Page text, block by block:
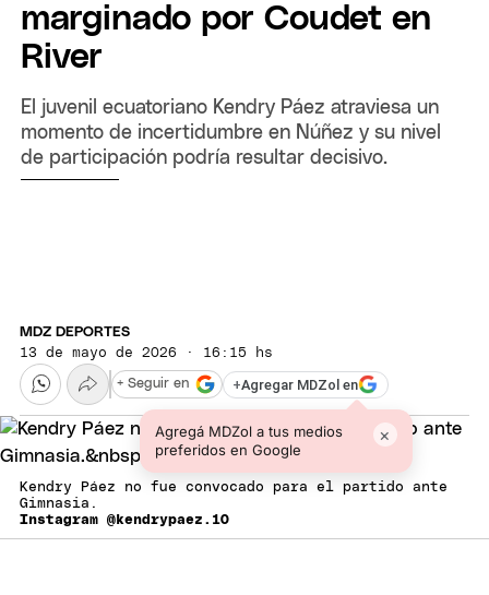
marginado por Coudet en
River
El juvenil ecuatoriano Kendry Páez atraviesa un
momento de incertidumbre en Núñez y su nivel
de participación podría resultar decisivo.
MDZ DEPORTES
13 de mayo de 2026 · 16:15 hs
+Agregar MDZol en
Agregá MDZol a tus medios
preferidos en Google
×
+ Seguir en
Kendry Páez no fue convocado para el partido ante
Gimnasia.
Instagram @kendrypaez.10